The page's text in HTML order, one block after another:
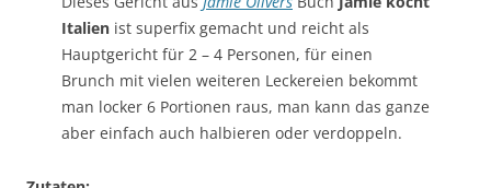
Italien ist superfix gemacht und reicht als
Hauptgericht für 2 – 4 Personen, für einen
Brunch mit vielen weiteren Leckereien bekommt
man locker 6 Portionen raus, man kann das ganze
aber einfach auch halbieren oder verdoppeln.